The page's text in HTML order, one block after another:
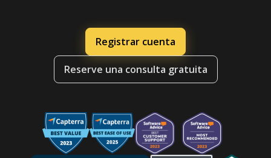
Registrar cuenta
Reserve una consulta gratuita